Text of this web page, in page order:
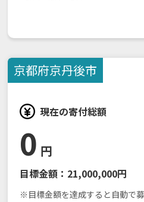
京都府京丹後市
現在の寄付総額
0 円
目標金額： 21,000,000円
※目標金額を達成すると自動で